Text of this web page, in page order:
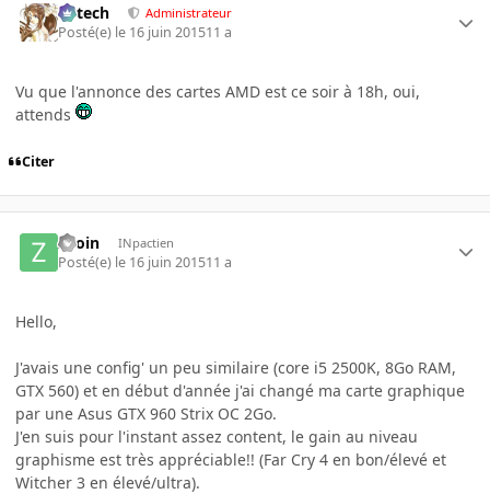
Edtech Administrateur
Posté(e) le 16 juin 201511 a
Vu que l'annonce des cartes AMD est ce soir à 18h, oui,
attends
Citer
Zaoin INpactien
Posté(e) le 16 juin 201511 a
Hello,
J'avais une config' un peu similaire (core i5 2500K, 8Go RAM,
GTX 560) et en début d'année j'ai changé ma carte graphique
par une Asus GTX 960 Strix OC 2Go.
J'en suis pour l'instant assez content, le gain au niveau
graphisme est très appréciable!! (Far Cry 4 en bon/élevé et
Witcher 3 en élevé/ultra).